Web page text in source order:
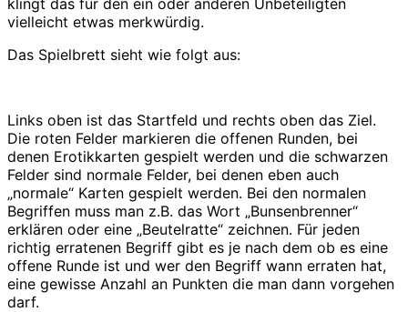
vielleicht etwas merkwürdig.
Das Spielbrett sieht wie folgt aus:
Links oben ist das Startfeld und rechts oben das Ziel.
Die roten Felder markieren die offenen Runden, bei
denen Erotikkarten gespielt werden und die schwarzen
Felder sind normale Felder, bei denen eben auch
„normale“ Karten gespielt werden. Bei den normalen
Begriffen muss man z.B. das Wort „Bunsenbrenner“
erklären oder eine „Beutelratte“ zeichnen. Für jeden
richtig erratenen Begriff gibt es je nach dem ob es eine
offene Runde ist und wer den Begriff wann erraten hat,
eine gewisse Anzahl an Punkten die man dann vorgehen
darf.